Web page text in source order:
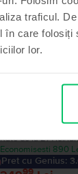
traficul.
în care
lor.
Galaxy
Livrare estimata:
Rate de la 271 lei/
Economisesti 890
Pret cu Genius: